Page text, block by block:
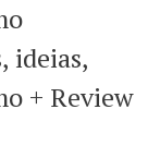
ideias,
+ Review